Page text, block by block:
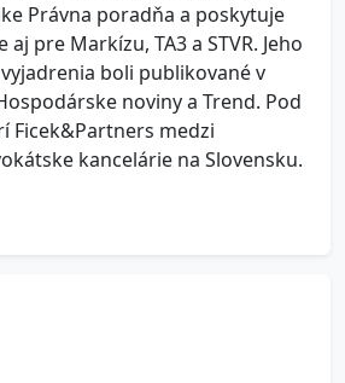
Právna poradňa a poskytuje
pre Markízu, TA3 a STVR. Jeho
boli publikované v
noviny a Trend. Pod
Ficek&Partners medzi
kancelárie na Slovensku.